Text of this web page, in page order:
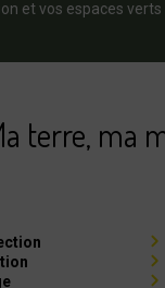
et vos espaces verts
terre, ma